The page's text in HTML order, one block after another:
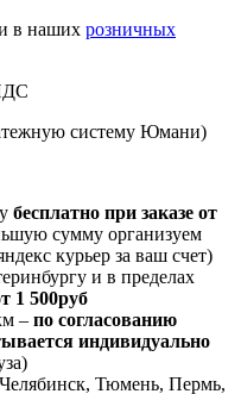
в наших розничных
систему Юмани)
бесплатно при заказе от
сумму организуем
курьер за ваш счет)
и в пределах
1 500руб
– по согласованию
индивидуально
Тюмень, Пермь,